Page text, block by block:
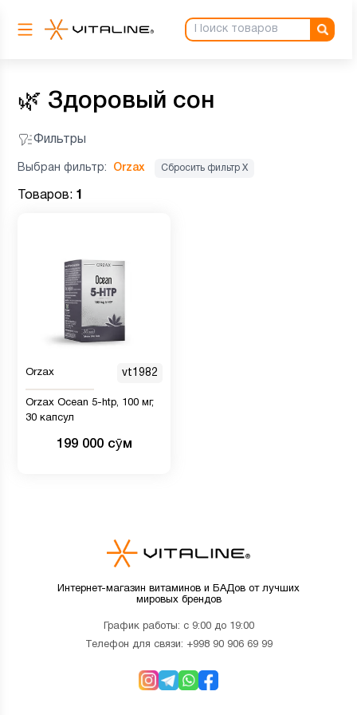
🌿 Здоровый сон
Фильтры
Выбран фильтр: Orzax Сбросить фильтр Х
Товаров: 1
Orzax vt1982
Orzax Ocean 5-htp, 100 мг,
30 капсул
199 000 сӯм
Интернет-магазин витаминов и БАДов от лучших
мировых брендов
График работы: с 9:00 до 19:00
Телефон для связи: +998 90 906 69 99